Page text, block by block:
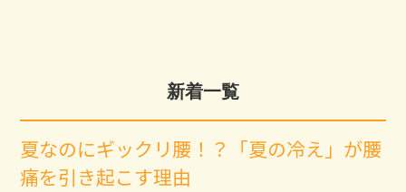
新着一覧
夏なのにギックリ腰！？「夏の冷え」が腰
痛を引き起こす理由